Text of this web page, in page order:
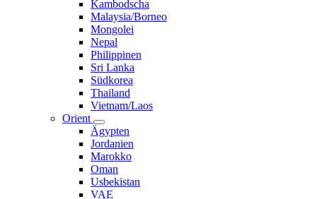
Kambodscha
Malaysia/Borneo
Mongolei
Nepal
Philippinen
Sri Lanka
Südkorea
Thailand
Vietnam/Laos
Orient
Ägypten
Jordanien
Marokko
Oman
Usbekistan
VAE